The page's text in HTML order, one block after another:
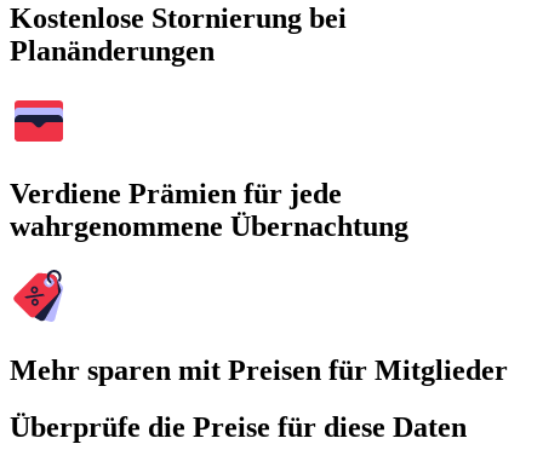
Kostenlose Stornierung bei
Planänderungen
Verdiene Prämien für jede
wahrgenommene Übernachtung
Mehr sparen mit Preisen für Mitglieder
Überprüfe die Preise für diese Daten